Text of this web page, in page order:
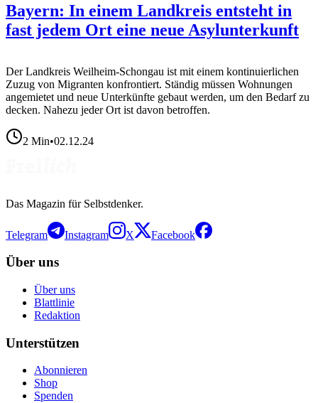
Bayern: In einem Landkreis entsteht in
fast jedem Ort eine neue Asylunterkunft
Der Landkreis Weilheim-Schongau ist mit einem kontinuierlichen
Zuzug von Migranten konfrontiert. Ständig müssen Wohnungen
angemietet und neue Unterkünfte gebaut werden, um den Bedarf zu
decken. Nahezu jeder Ort ist davon betroffen.
2 Min•02.12.24
Das Magazin für Selbstdenker.
Telegram Instagram X Facebook
Über uns
Über uns
Blattlinie
Redaktion
Unterstützen
Abonnieren
Shop
Spenden